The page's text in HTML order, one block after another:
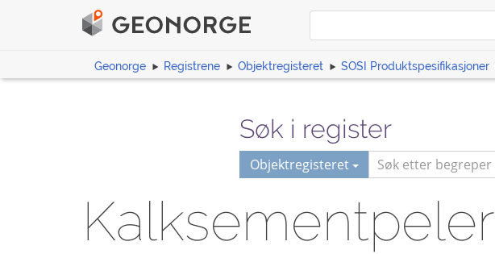
Geonorge Registrene Objektregisteret SOSI Produktspesifikasjoner
Søk i register
Objektregisteret
Kalksementpeler